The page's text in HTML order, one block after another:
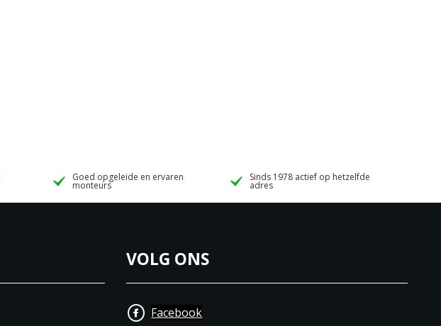
Goed opgeleide en ervaren
monteurs
Sinds 1978 actief op hetzelfde
adres
VOLG ONS
Facebook